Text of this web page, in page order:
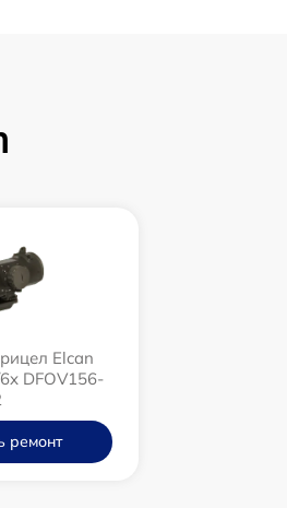
Elcan
DFOV156-
ремонт